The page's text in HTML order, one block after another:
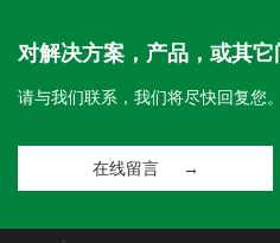
对解决方案，产品，或其它
请与我们联系，我们将尽快回复您。
在线留言 →